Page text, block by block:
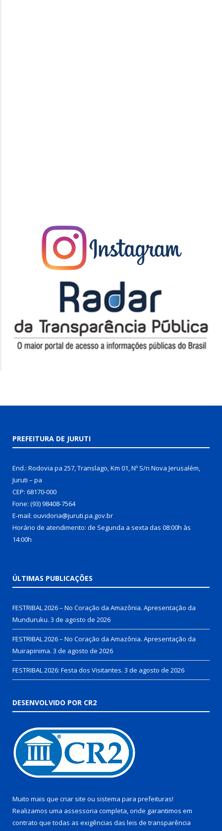
PREFEITURA DE JURUTI
End.: Rodovia pa 257, Translago, Km 01, Nº S/n Nova Jerusalém,
Juruti – pa
CEP: 68170-000
Fone: (93) 98408-7564
E-mail: ouvidoria@juruti.pa.gov.br
Horário de atendimento: de Segunda a sexta das 08:00h às
14:00h
ÚLTIMAS PUBLICAÇÕES
FESTRIBAL 2026 – No Coração da Amazônia. Apresentação da
Munduruku. 3 de agosto de 2026
FESTRIBAL 2026 – No Coração da Amazônia. Apresentação da
Muirapinima. 3 de agosto de 2026
FESTRIBAL 2026: Festa dos Visitantes. 3 de agosto de 2026
DESENVOLVIDO POR CR2
Muito mais que criar site ou sistema para prefeituras!
Realizamos uma assessoria completa, onde garantimos em
contrato que todas as exigências das leis de transparência